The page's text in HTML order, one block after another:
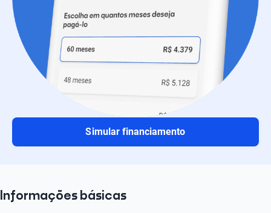
Simular financiamento
Informações básicas